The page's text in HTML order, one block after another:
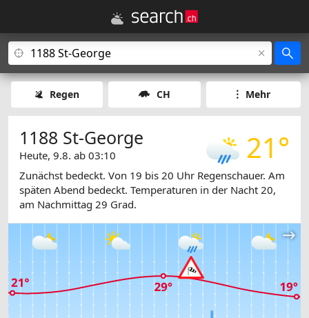
Regen CH Mehr
21°
1188 St-George
Heute, 9.8. ab 03:10
Zunächst bedeckt. Von 19 bis 20 Uhr Regenschauer. Am
späten Abend bedeckt. Temperaturen in der Nacht 20,
am Nachmittag 29 Grad.